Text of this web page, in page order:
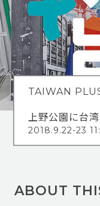
TAIWAN
上野公園に台
2018.9.22-23
ABOUT